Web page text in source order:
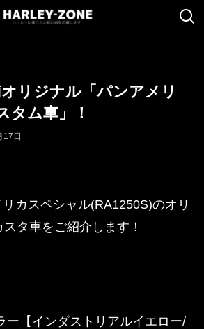
リジナル「パンアメリ
タム車」！
17日
カスペシャル(RA1250S)のオリ
スタ車をご紹介します！
ー【インダストリアルイエロー/